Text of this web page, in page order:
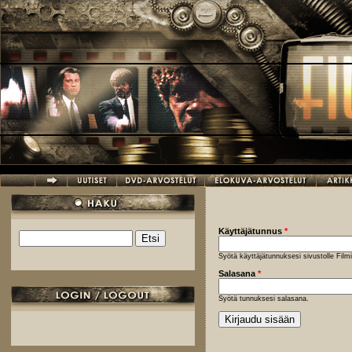
Hyppää pääsisältöön
Hakulomake
Käyttäjätunnus *
Syötä käyttäjätunnuksesi sivustolle
Salasana *
Syötä tunnuksesi salasana.